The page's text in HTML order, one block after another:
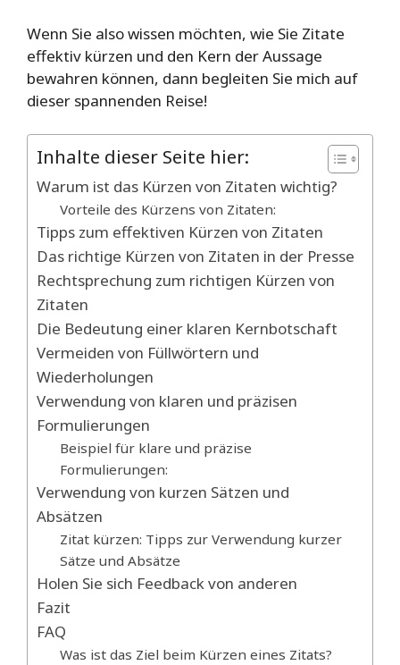
Wenn Sie also wissen möchten, wie Sie Zitate
effektiv kürzen und den Kern der Aussage
bewahren können, dann begleiten Sie mich auf
dieser spannenden Reise!
Inhalte dieser Seite hier:
Warum ist das Kürzen von Zitaten wichtig?
Vorteile des Kürzens von Zitaten:
Tipps zum effektiven Kürzen von Zitaten
Das richtige Kürzen von Zitaten in der Presse
Rechtsprechung zum richtigen Kürzen von
Zitaten
Die Bedeutung einer klaren Kernbotschaft
Vermeiden von Füllwörtern und
Wiederholungen
Verwendung von klaren und präzisen
Formulierungen
Beispiel für klare und präzise
Formulierungen:
Verwendung von kurzen Sätzen und
Absätzen
Zitat kürzen: Tipps zur Verwendung kurzer
Sätze und Absätze
Holen Sie sich Feedback von anderen
Fazit
FAQ
Was ist das Ziel beim Kürzen eines Zitats?